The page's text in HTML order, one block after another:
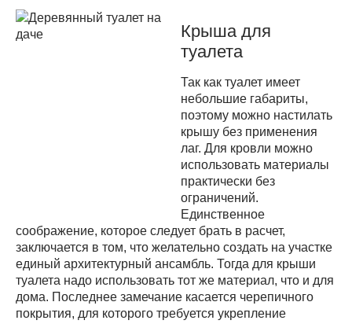
Крыша для
туалета
Так как туалет имеет
небольшие габариты,
поэтому можно настилать
крышу без применения
лаг. Для кровли можно
использовать материалы
практически без
ограничений.
Единственное
соображение, которое следует брать в расчет,
заключается в том, что желательно создать на участке
единый архитектурный ансамбль. Тогда для крыши
туалета надо использовать тот же материал, что и для
дома. Последнее замечание касается черепичного
покрытия, для которого требуется укрепление